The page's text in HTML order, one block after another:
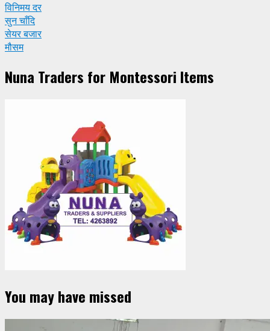
विनिमय दर
सुन चाँदि
सेयर बजार
मौसम
Nuna Traders for Montessori Items
You may have missed